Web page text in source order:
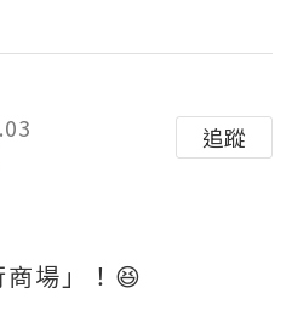
追蹤
場」！😆